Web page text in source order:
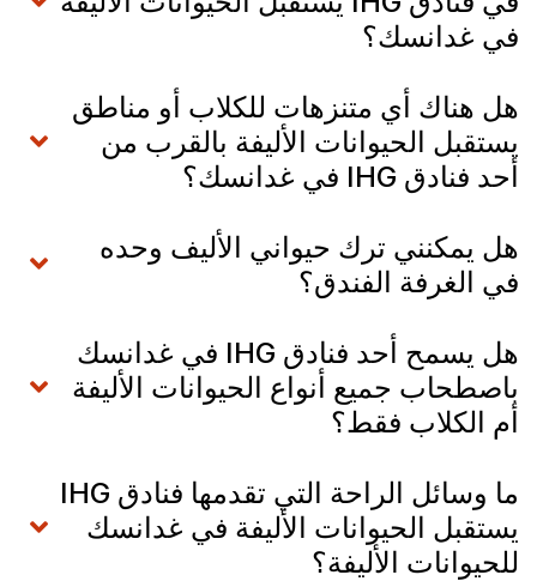
في غدانسك؟
هل هناك أي متنزهات للكلاب أو مناطق
يستقبل الحيوانات الأليفة بالقرب من
أحد فنادق IHG في غدانسك؟
هل يمكنني ترك حيواني الأليف وحده
في الغرفة الفندق؟
هل يسمح أحد فنادق IHG في غدانسك
باصطحاب جميع أنواع الحيوانات الأليفة
أم الكلاب فقط؟
ما وسائل الراحة التي تقدمها فنادق IHG
يستقبل الحيوانات الأليفة في غدانسك
للحيوانات الأليفة؟